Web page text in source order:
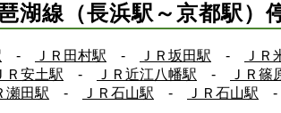
湖線（長浜駅～京都駅）
- ＪＲ田村駅 - ＪＲ坂田駅 - ＪＲ
ＪＲ安土駅 - ＪＲ近江八幡駅 - ＪＲ篠
瀬田駅 - ＪＲ石山駅 - ＪＲ石山駅